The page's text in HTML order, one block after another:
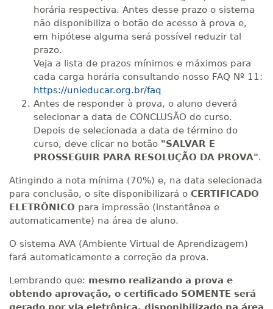
horária respectiva. Antes desse prazo o sistema
não disponibiliza o botão de acesso à prova e,
em hipótese alguma será possível reduzir tal
prazo.
Veja a lista de prazos mínimos e máximos para
cada carga horária consultando nosso FAQ Nº 11:
https://unieducar.org.br/faq
Antes de responder à prova, o aluno deverá
selecionar a data de CONCLUSÃO do curso.
Depois de selecionada a data de término do
curso, deve clicar no botão "SALVAR E
PROSSEGUIR PARA RESOLUÇÃO DA PROVA".
Atingindo a nota mínima (70%) e, na data selecionada
para conclusão, o site disponibilizará o CERTIFICADO
ELETRÔNICO para impressão (instantânea e
automaticamente) na área de aluno.
O sistema AVA (Ambiente Virtual de Aprendizagem)
fará automaticamente a correção da prova.
Lembrando que: mesmo realizando a prova e
obtendo aprovação, o certificado SOMENTE será